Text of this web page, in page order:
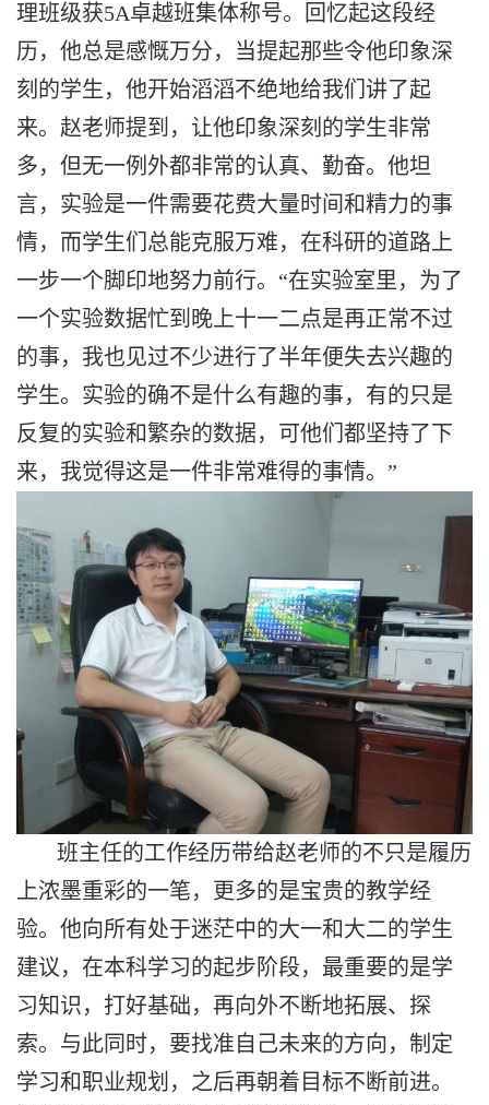
理班级获5A卓越班集体称号。回忆起这段经
历，他总是感慨万分，当提起那些令他印象深
刻的学生，他开始滔滔不绝地给我们讲了起
来。赵老师提到，让他印象深刻的学生非常
多，但无一例外都非常的认真、勤奋。他坦
言，实验是一件需要花费大量时间和精力的事
情，而学生们总能克服万难，在科研的道路上
一步一个脚印地努力前行。“在实验室里，为了
一个实验数据忙到晚上十一二点是再正常不过
的事，我也见过不少进行了半年便失去兴趣的
学生。实验的确不是什么有趣的事，有的只是
反复的实验和繁杂的数据，可他们都坚持了下
来，我觉得这是一件非常难得的事情。”
班主任的工作经历带给赵老师的不只是履历
上浓墨重彩的一笔，更多的是宝贵的教学经
验。他向所有处于迷茫中的大一和大二的学生
建议，在本科学习的起步阶段，最重要的是学
习知识，打好基础，再向外不断地拓展、探
索。与此同时，要找准自己未来的方向，制定
学习和职业规划，之后再朝着目标不断前进。